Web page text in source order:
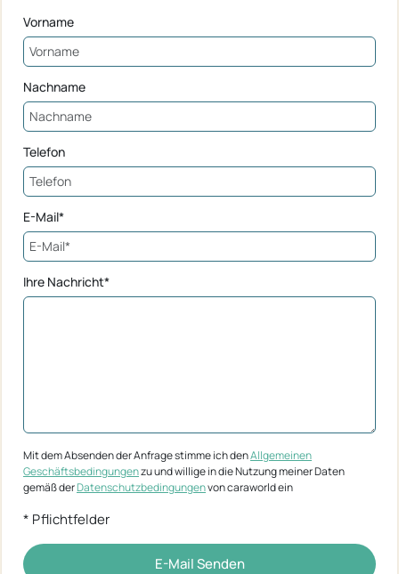
Vorname
Nachname
Telefon
E-Mail*
Ihre Nachricht*
Mit dem Absenden der Anfrage stimme ich denAllgemeinen
Geschäftsbedingungenzu und willige in die Nutzung meiner Daten
gemäß derDatenschutzbedingungenvon caraworld ein
* Pflichtfelder
E-Mail Senden